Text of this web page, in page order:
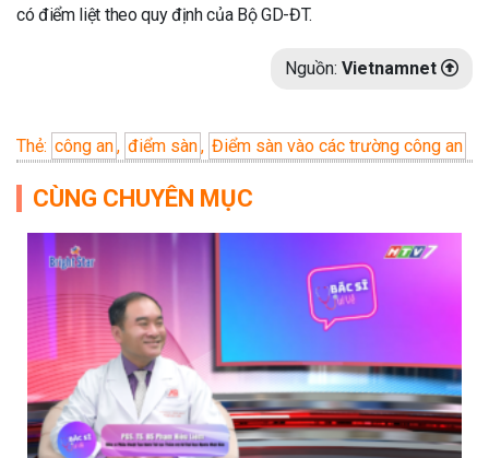
có điểm liệt theo quy định của Bộ GD-ĐT.
Nguồn: Vietnamnet
Thẻ: công an, điểm sàn, Điểm sàn vào các trường công an
CÙNG CHUYÊN MỤC